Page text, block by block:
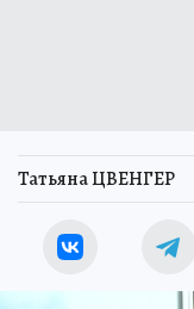
Татьяна ЦВЕНГЕР